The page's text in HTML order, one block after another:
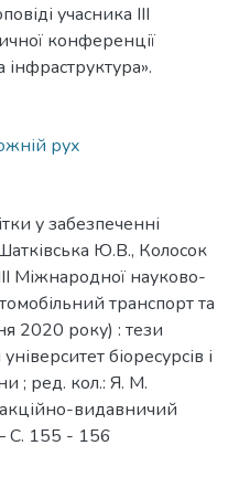
учасника ІІІ
конференції
рух
у забезпеченні
Ю.В., Колосок
Міжнародної науково-
транспорт та
2020 року) : тези
біоресурсів і
; ред. кол.: Я. М.
видавничий
С. 155 - 156